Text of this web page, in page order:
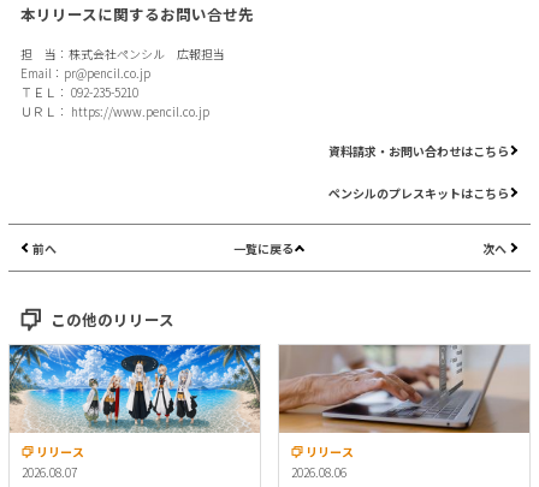
本リリースに関するお問い合せ先
担 当：株式会社ペンシル 広報担当
Email： pr@pencil.co.jp
ＴＥＬ： 092-235-5210
ＵＲＬ： https://www.pencil.co.jp
資料請求・お問い合わせはこちら
ペンシルのプレスキットはこちら
前へ 一覧に戻る 次へ
この他のリリース
リリース
2026.08.07
リリース
2026.08.06